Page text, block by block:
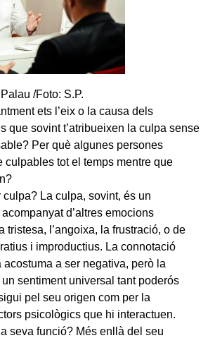
/Foto: S.P.
ets l’eix o la causa dels
que sovint t’atribueixen la culpa sense
Per què algunes persones
culpables tot el temps mentre que
La culpa, sovint, és un
d’altres emocions
tristesa, l’angoixa, la frustració, o de
i improductius. La connotació
a ser negativa, però la
sentiment universal tant poderós
pel seu origen com per la
psicològics que hi interactuen.
seva funció? Més enllà del seu